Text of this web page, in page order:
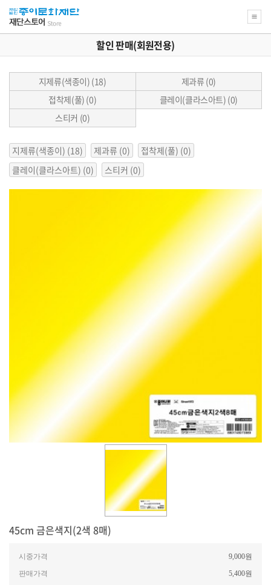
할인 판매(회원전용)
지제류(색종이) (18)
제과류 (0)
접착제(풀) (0)
클레이(클라스아트) (0)
스티커 (0)
현
재
상
품
류
지제류(색종이) (18) 제과류 (0)
접착제(풀) (0)
클레이(클라스아트) (0)
스티커 (0)
45cm 금은색지(2색 8매)
시중가격
9,000원
판매가격
5,400원